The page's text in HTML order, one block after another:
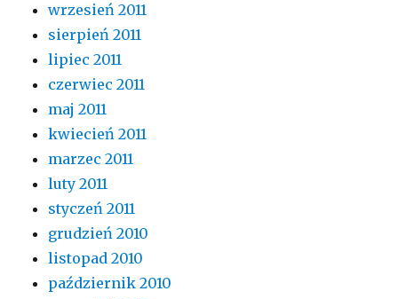
wrzesień 2011
sierpień 2011
lipiec 2011
czerwiec 2011
maj 2011
kwiecień 2011
marzec 2011
luty 2011
styczeń 2011
grudzień 2010
listopad 2010
październik 2010